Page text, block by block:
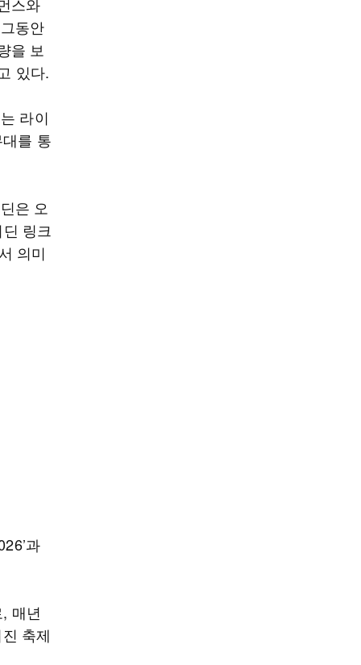
동안
을 보
있다.
라이
를 통
은 오
링크
의미
과
매년
축제